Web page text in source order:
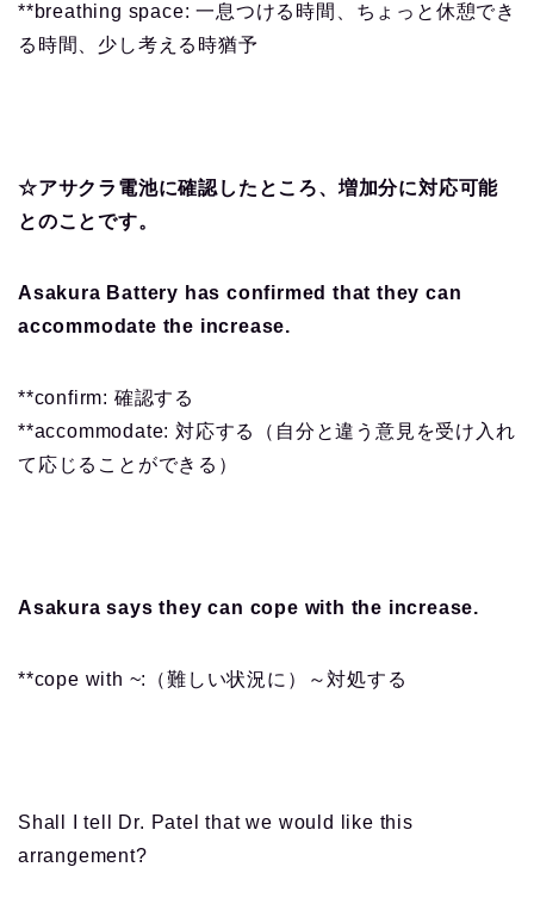
**breathing space: 一息つける時間、ちょっと休憩でき
る時間、少し考える時猶予
☆アサクラ電池に確認したところ、増加分に対応可能
とのことです。
Asakura Battery has confirmed that they can
accommodate the increase.
**confirm: 確認する
**accommodate: 対応する（自分と違う意見を受け入れ
て応じることができる）
Asakura says they can cope with the increase.
**cope with ~:（難しい状況に）～対処する
Shall I tell Dr. Patel that we would like this
arrangement?